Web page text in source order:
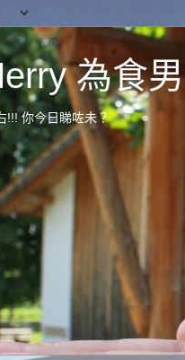
為食
!!! 你今日睇咗未？